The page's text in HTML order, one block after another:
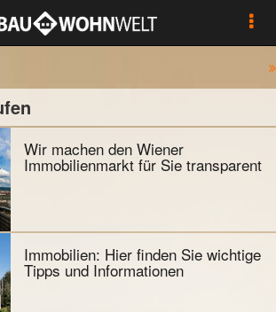
Wir machen den Wiener
Immobilienmarkt für Sie transparent
Immobilien: Hier finden Sie wichtige
Tipps und Informationen